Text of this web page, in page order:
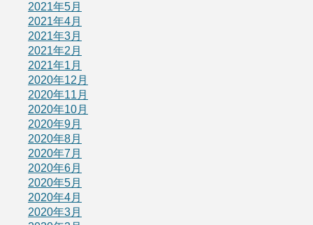
2021年5月
2021年4月
2021年3月
2021年2月
2021年1月
2020年12月
2020年11月
2020年10月
2020年9月
2020年8月
2020年7月
2020年6月
2020年5月
2020年4月
2020年3月